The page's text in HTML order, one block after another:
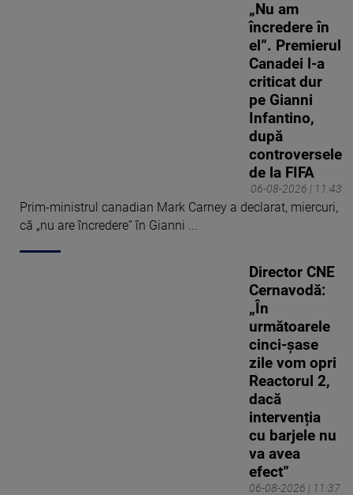
06-08-2026 | 11:43
„Nu am
încredere în
el”. Premierul
Canadei l-a
criticat dur
pe Gianni
Infantino,
după
controversele
de la FIFA
Prim-ministrul canadian Mark Carney a declarat, miercuri,
că „nu are încredere” în Gianni ...
06-08-2026 | 11:37
Director CNE
Cernavodă:
„În
următoarele
cinci-șase
zile vom opri
Reactorul 2,
dacă
intervenția
cu barjele nu
va avea
efect”